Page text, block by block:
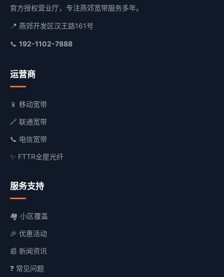
官方授权营业厅，专注燕郊宽带服务多年。
📍 燕郊开发区汉王路161号
📞 192-1102-7888
运营商
📱 移动宽带
🔗 联通宽带
📞 电信宽带
✨ FTTR全屋光纤
服务支持
🏘️ 小区覆盖
🎉 优惠活动
📰 新闻资讯
❓ 常见问题